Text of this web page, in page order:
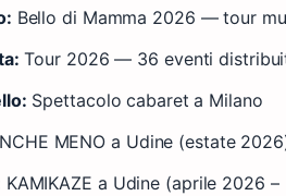
Bello di Mamma 2026 — tour
Tour 2026 — 36 eventi
Spettacolo cabaret a Milano
MENO a Udine (estate
KAMIKAZE a Udine (aprile 2026